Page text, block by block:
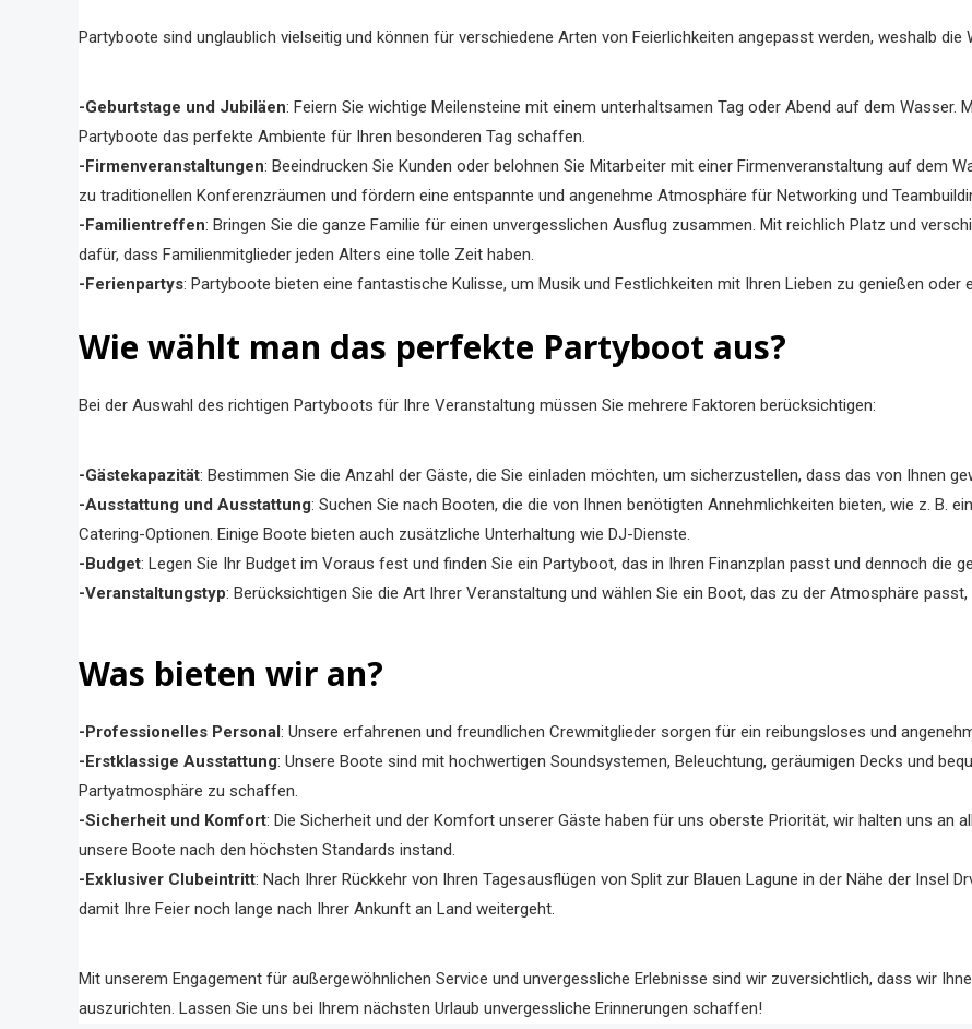
Partyboote sind unglaublich vielseitig und können für verschiedene Arten von Feierlichkeiten angepasst werden, weshalb die
-Geburtstage und Jubiläen: Feiern Sie wichtige Meilensteine ​​mit einem unterhaltsamen Tag oder Abend auf dem Wasser.
Partyboote das perfekte Ambiente für Ihren besonderen Tag schaffen.
-Firmenveranstaltungen: Beeindrucken Sie Kunden oder belohnen Sie Mitarbeiter mit einer Firmenveranstaltung auf dem
zu traditionellen Konferenzräumen und fördern eine entspannte und angenehme Atmosphäre für Networking und
-Familientreffen: Bringen Sie die ganze Familie für einen unvergesslichen Ausflug zusammen. Mit reichlich Platz und
dafür, dass Familienmitglieder jeden Alters eine tolle Zeit haben.
-Ferienpartys: Partyboote bieten eine fantastische Kulisse, um Musik und Festlichkeiten mit Ihren Lieben zu genießen
Wie wählt man das perfekte Partyboot aus?
Bei der Auswahl des richtigen Partyboots für Ihre Veranstaltung müssen Sie mehrere Faktoren berücksichtigen:
-Gästekapazität: Bestimmen Sie die Anzahl der Gäste, die Sie einladen möchten, um sicherzustellen, dass das von Ihnen
-Ausstattung und Ausstattung: Suchen Sie nach Booten, die die von Ihnen benötigten Annehmlichkeiten bieten, wie z. B.
Catering-Optionen. Einige Boote bieten auch zusätzliche Unterhaltung wie DJ-Dienste.
-Budget: Legen Sie Ihr Budget im Voraus fest und finden Sie ein Partyboot, das in Ihren Finanzplan passt und dennoch die
-Veranstaltungstyp: Berücksichtigen Sie die Art Ihrer Veranstaltung und wählen Sie ein Boot, das zu der Atmosphäre
Was bieten wir an?
-Professionelles Personal: Unsere erfahrenen und freundlichen Crewmitglieder sorgen für ein reibungsloses und
-Erstklassige Ausstattung: Unsere Boote sind mit hochwertigen Soundsystemen, Beleuchtung, geräumigen Decks und
Partyatmosphäre zu schaffen.
-Sicherheit und Komfort: Die Sicherheit und der Komfort unserer Gäste haben für uns oberste Priorität, wir halten uns an
unsere Boote nach den höchsten Standards instand.
-Exklusiver Clubeintritt: Nach Ihrer Rückkehr von Ihren Tagesausflügen von Split zur Blauen Lagune in der Nähe der Insel
damit Ihre Feier noch lange nach Ihrer Ankunft an Land weitergeht.
Mit unserem Engagement für außergewöhnlichen Service und unvergessliche Erlebnisse sind wir zuversichtlich, dass wir
auszurichten. Lassen Sie uns bei Ihrem nächsten Urlaub unvergessliche Erinnerungen schaffen!